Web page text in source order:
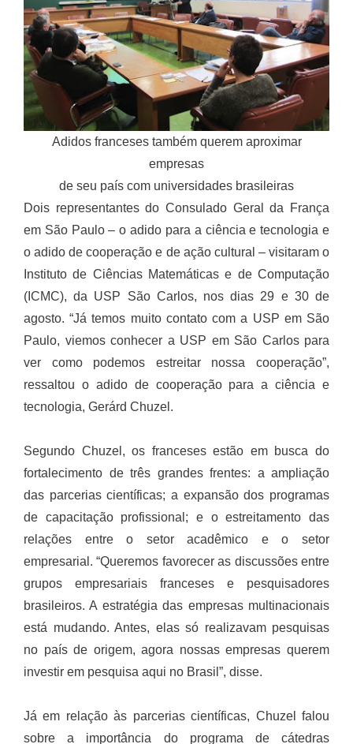
Adidos franceses também querem aproximar
empresas
de seu país com universidades brasileiras
Dois representantes do Consulado Geral da França
em São Paulo – o adido para a ciência e tecnologia e
o adido de cooperação e de ação cultural – visitaram o
Instituto de Ciências Matemáticas e de Computação
(ICMC), da USP São Carlos, nos dias 29 e 30 de
agosto. “Já temos muito contato com a USP em São
Paulo, viemos conhecer a USP em São Carlos para
ver como podemos estreitar nossa cooperação”,
ressaltou o adido de cooperação para a ciência e
tecnologia, Gerárd Chuzel.
Segundo Chuzel, os franceses estão em busca do
fortalecimento de três grandes frentes: a ampliação
das parcerias científicas; a expansão dos programas
de capacitação profissional; e o estreitamento das
relações entre o setor acadêmico e o setor
empresarial. “Queremos favorecer as discussões entre
grupos empresariais franceses e pesquisadores
brasileiros. A estratégia das empresas multinacionais
está mudando. Antes, elas só realizavam pesquisas
no país de origem, agora nossas empresas querem
investir em pesquisa aqui no Brasil”, disse.
Já em relação às parcerias científicas, Chuzel falou
sobre a importância do programa de cátedras